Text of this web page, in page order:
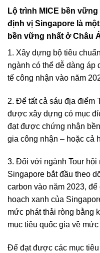
Lộ trình MICE bền
định vị Singapore là
bền vững nhất ở Châu
1. Xây dựng bộ tiêu
ngành có thể dễ dàng áp
tế công nhận vào năm
2. Để tất cả sáu địa điểm
được xây dựng có mục
đạt được chứng nhận
gia công nhận – hoặc cả
3. Đối với ngành Tour hội
Singapore bắt đầu theo
carbon vào năm 2023,
hoạch xanh của
mức phát thải ròng bằng
mục tiêu quốc gia về
Để đạt được các mục